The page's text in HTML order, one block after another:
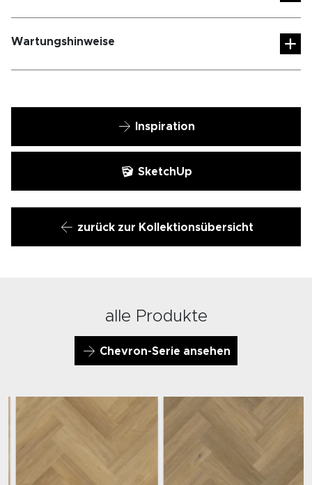
Wartungshinweise
zurück zur Kollektionsübersicht
Inspiration
SketchUp
alle Produkte
Chevron-Serie ansehen